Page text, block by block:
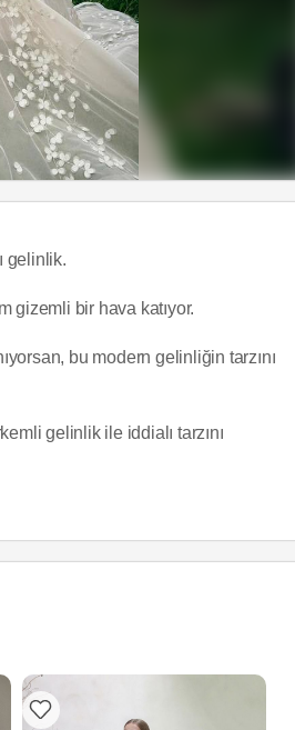
gelinlik.
gizemli bir hava katıyor.
bu modern gelinliğin tarzını
gelinlik ile iddialı tarzını